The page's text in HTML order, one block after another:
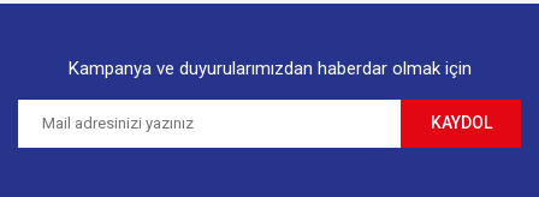
Gönder
Kampanya ve duyurularımızdan haberdar olmak için
KAYDOL